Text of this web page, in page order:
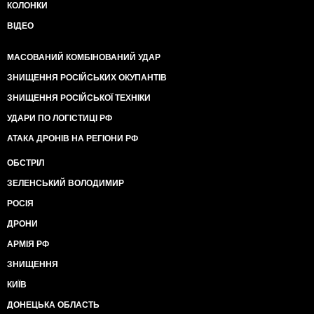
КОЛОНКИ
ВІДЕО
МАСОВАНИЙ КОМБІНОВАНИЙ УДАР
ЗНИЩЕННЯ РОСІЙСЬКИХ ОКУПАНТІВ
ЗНИЩЕННЯ РОСІЙСЬКОЇ ТЕХНІКИ
УДАРИ ПО ЛОГІСТИЦІ РФ
АТАКА ДРОНІВ НА РЕГІОНИ РФ
ОБСТРІЛ
ЗЕЛЕНСЬКИЙ ВОЛОДИМИР
РОСІЯ
ДРОНИ
АРМІЯ РФ
ЗНИЩЕННЯ
КИЇВ
ДОНЕЦЬКА ОБЛАСТЬ